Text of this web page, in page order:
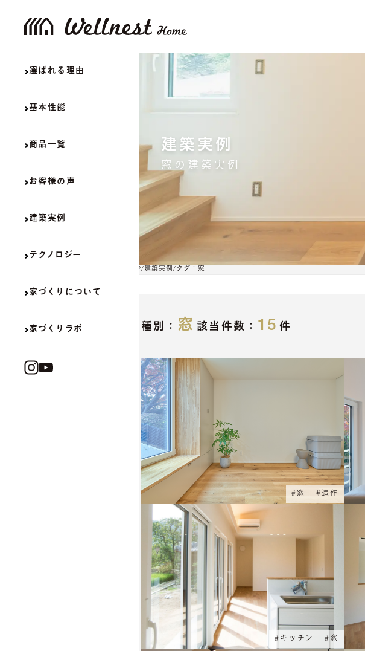
選ばれる理由
基本性能
商品一覧
お客様の声
建築実例
テクノロジー
家づくりについて
家づくりラボ
選ばれる理由
基本性能
商品一覧
お客様の声
建築実例
テクノロジー
家づくりについて
家づくりラボ
建築実例
窓の建築実例
TOP 建築実例 タグ：窓
種別： 窓 該当件数： 15 件
# 窓 # 造作
# キッチン # 窓